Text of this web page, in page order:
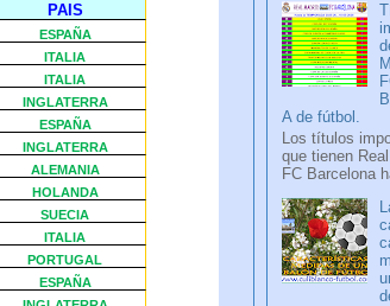
A de fútbol.
Los títulos
que tienen
FC Barcelona